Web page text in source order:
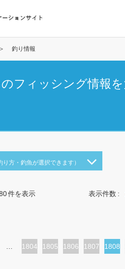
ションサイト
釣り情報
フィッシング情報
り方・釣魚が選択できます）
件を表示 表示件数
ペ
1804
ペ
1805
ペ
1806
ペ
1807
カ
1808